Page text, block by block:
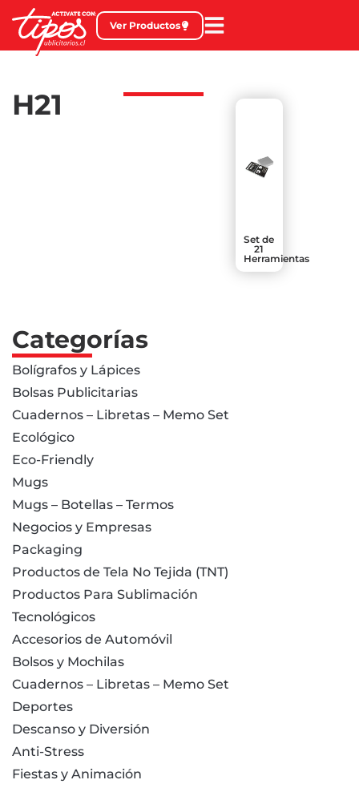
Ver Productos
H21
Set de
21
Herramientas
Categorías
Bolígrafos y Lápices
Bolsas Publicitarias
Cuadernos – Libretas – Memo Set
Ecológico
Eco-Friendly
Mugs
Mugs – Botellas – Termos
Negocios y Empresas
Packaging
Productos de Tela No Tejida (TNT)
Productos Para Sublimación
Tecnológicos
Accesorios de Automóvil
Bolsos y Mochilas
Cuadernos – Libretas – Memo Set
Deportes
Descanso y Diversión
Anti-Stress
Fiestas y Animación